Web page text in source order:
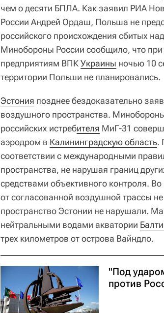
чем о десяти БПЛА. Как заявил РИА
России Андрей Ордаш, Польша не
российского происхождения сбитых
Минобороны России сообщило, что
предприятиям ВПКУкраины ночью 10
территории Польши не планировались.
Эстония позднее бездоказательно
воздушного пространства.
российских истребителя МиГ-31
аэродром в Калининградскую область.
соответствии с международными
пространства, не нарушая границ
средствами объективного контроля.
от согласованной воздушной трассы
пространство Эстонии не нарушали.
нейтральными водами акватории
трех километров от острова Вайндло.
"Под
против